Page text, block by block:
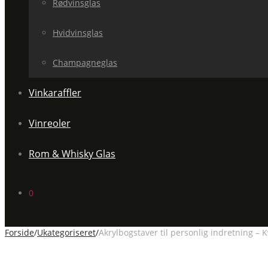
Rødvinsglas
Hvidvinsglas
Champagneglas
Vinkaraffler
Vinreoler
Rom & Whisky Glas
0
Forside/Ukategoriseret/Akrylbogstaver til personlig indretning –